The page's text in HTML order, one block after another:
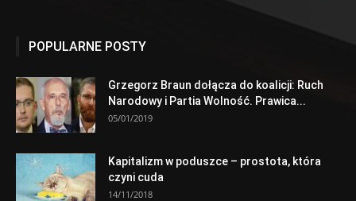
POPULARNE POSTY
Grzegorz Braun dołącza do koalicji: Ruch
Narodowy i Partia Wolność. Prawica...
05/01/2019
Kapitalizm w poduszce – prostota, która
czyni cuda
14/11/2018